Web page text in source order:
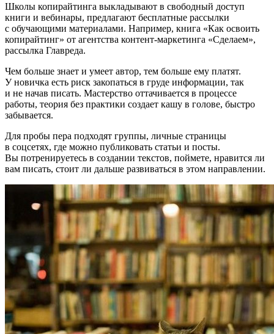
Школы копирайтинга выкладывают в свободный доступ
книги и вебинары, предлагают бесплатные рассылки
с обучающими материалами. Например, книга «Как освоить
копирайтинг» от агентства контент-маркетинга «Сделаем»,
рассылка Главреда.
Чем больше знает и умеет автор, тем больше ему платят.
У новичка есть риск закопаться в груде информации, так
и не начав писать. Мастерство оттачивается в процессе
работы, теория без практики создает кашу в голове, быстро
забывается.
Для пробы пера подходят группы, личные страницы
в соцсетях, где можно публиковать статьи и посты.
Вы потренируетесь в создании текстов, поймете, нравится ли
вам писать, стоит ли дальше развиваться в этом направлении.